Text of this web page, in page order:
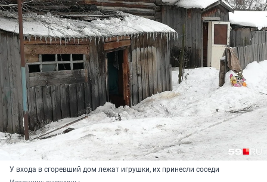
У входа в сгоревший дом лежат игрушки, их принесли соседи